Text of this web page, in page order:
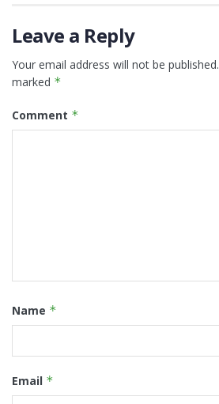
Leave a Reply
Your email address will not be published.
marked *
Comment *
Name *
Email *